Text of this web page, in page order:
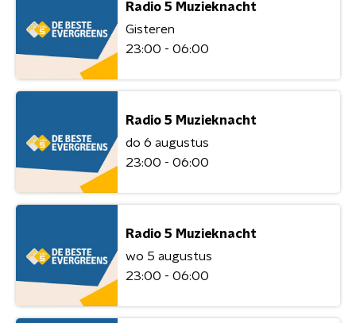
Radio 5 Muzieknacht
Gisteren
23:00 - 06:00
Radio 5 Muzieknacht
do 6 augustus
23:00 - 06:00
Radio 5 Muzieknacht
wo 5 augustus
23:00 - 06:00